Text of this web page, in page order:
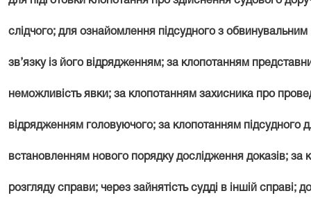
слідчого; для ознайомлення підсудного з
зв’язку із його відрядженням; за клопотанням
неможливість явки; за клопотанням захисника про
відрядженням головуючого; за клопотанням підсудного
встановленням нового порядку дослідження доказів; за
розгляду справи; через зайнятість судді в іншій справі;